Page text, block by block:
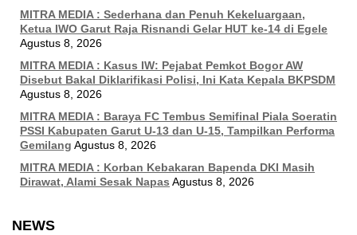
MITRA MEDIA : Sederhana dan Penuh Kekeluargaan,
Ketua IWO Garut Raja Risnandi Gelar HUT ke-14 di Egele
Agustus 8, 2026
MITRA MEDIA : Kasus IW: Pejabat Pemkot Bogor AW
Disebut Bakal Diklarifikasi Polisi, Ini Kata Kepala BKPSDM
Agustus 8, 2026
MITRA MEDIA : Baraya FC Tembus Semifinal Piala Soeratin
PSSI Kabupaten Garut U-13 dan U-15, Tampilkan Performa
Gemilang Agustus 8, 2026
MITRA MEDIA : Korban Kebakaran Bapenda DKI Masih
Dirawat, Alami Sesak Napas Agustus 8, 2026
NEWS